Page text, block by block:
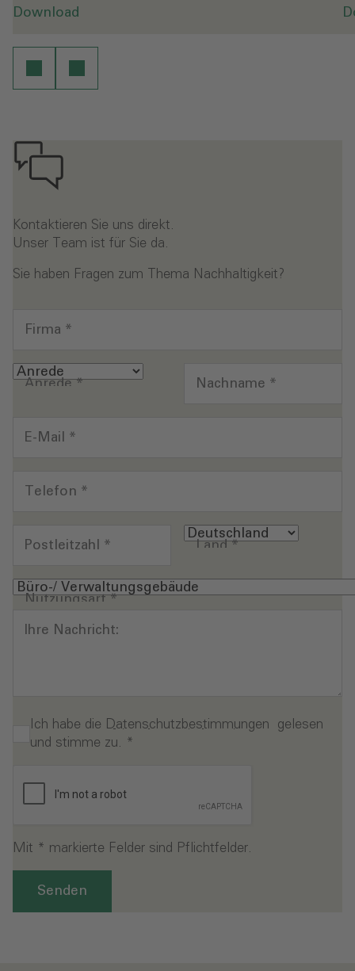
Download
Kontaktieren Sie uns direkt.
Unser Team ist für Sie da.
Sie haben Fragen zum Thema Nachhaltigkeit?
Firma *
Anrede* Nachname *
E-Mail *
Telefon *
Postleitzahl * Land*
Nutzungsart*
Ihre Nachricht:
Ich habe die Datenschutzbestimmungen gelesen
und stimme zu. *
Mit * markierte Felder sind Pflichtfelder.
Senden